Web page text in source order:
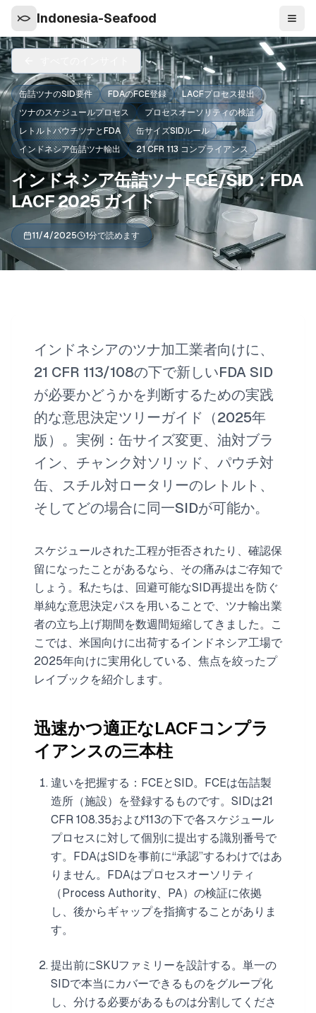
Indonesia-Seafood ナビ
缶詰ツナのSID要件 FDAのFCE登録
LACFプロセス提出
ツナのスケジュールプロセス
プロセスオーソリティの検証
レトルトパウチツナとFDA
缶サイズSIDルール
インドネシア缶詰ツナ輸出
21 CFR 113 コンプライアンス
インドネシア缶詰ツナ FCE/SID：FDA
LACF 2025 ガイド
11/4/2025 1分で読めます
インドネシアのツナ加工業者向けに、
21 CFR 113/108の下で新しいFDA SID
が必要かどうかを判断するための実践
的な意思決定ツリーガイド（2025年
版）。実例：缶サイズ変更、油対ブラ
イン、チャンク対ソリッド、パウチ対
缶、スチル対ロータリーのレトルト、
そしてどの場合に同一SIDが可能か。
スケジュールされた工程が拒否されたり、確認保
留になったことがあるなら、その痛みはご存知で
しょう。私たちは、回避可能なSID再提出を防ぐ
単純な意思決定パスを用いることで、ツナ輸出業
者の立ち上げ期間を数週間短縮してきました。こ
こでは、米国向けに出荷するインドネシア工場で
2025年向けに実用化している、焦点を絞ったプ
レイブックを紹介します。
迅速かつ適正なLACFコンプラ
イアンスの三本柱
違いを把握する：FCEとSID。FCEは缶詰製
造所（施設）を登録するものです。SIDは21
CFR 108.35および113の下で各スケジュール
プロセスに対して個別に提出する識別番号で
す。FDAはSIDを事前に“承認”するわけではあ
りません。FDAはプロセスオーソリティ
（Process Authority、PA）の検証に依拠
し、後からギャップを指摘することがありま
す。
提出前にSKUファミリーを設計する。単一の
SIDで本当にカバーできるものをグループ化
し、分ける必要があるものは分割してくださ